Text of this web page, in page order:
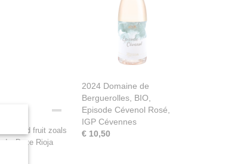
rood fruit zoals
Deze Rioja
2024 Domaine de
Berguerolles, BIO,
Episode Cévenol Rosé,
IGP Cévennes
€ 10,50